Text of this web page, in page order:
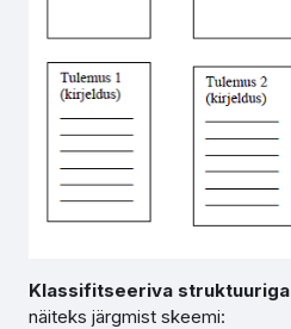
Klassifitseeriva struktuuriga
näiteks järgmist skeemi: